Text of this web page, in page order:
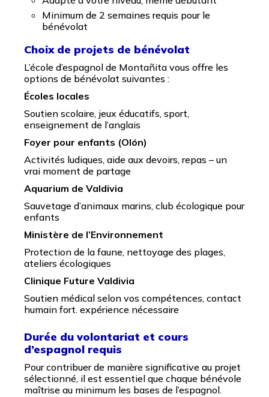
Minimum de 2 semaines requis pour le
bénévolat
Choix de projets de bénévolat
L’école d’espagnol de Montañita vous offre les
options de bénévolat suivantes :
Écoles locales
Soutien scolaire, jeux éducatifs, sport,
enseignement de l’anglais
Foyer pour enfants (Olón)
Activités ludiques, aide aux devoirs, repas – un
vrai moment de partage
Aquarium de Valdivia
Sauvetage d’animaux marins, club écologique pour
enfants
Ministère de l’Environnement
Protection de la faune, nettoyage des plages,
ateliers écologiques
Clinique Future Valdivia
Soutien médical selon vos compétences, contact
humain fort. expérience nécessaire
Durée du volontariat et cours
d’espagnol requis
Pour contribuer de manière significative au projet
sélectionné, il est essentiel que chaque bénévole
maîtrise au minimum les bases de l’espagnol.